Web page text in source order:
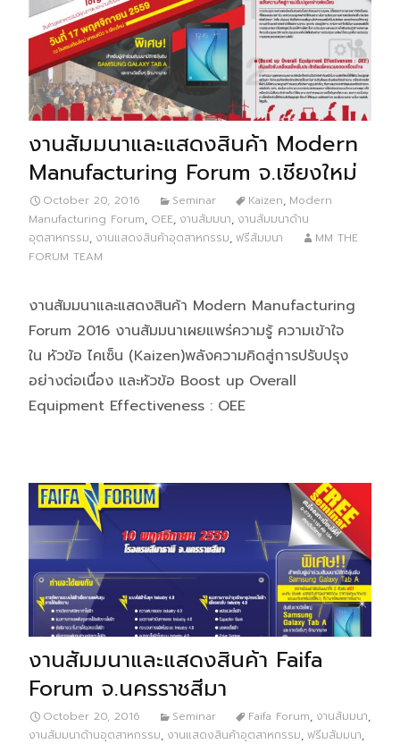
งานสัมมนาและแสดงสินค้า Modern
Manufacturing Forum จ.เชียงใหม่
October 20, 2016 Seminar Kaizen, Modern
Manufacturing Forum, OEE, งานสัมมนา, งานสัมมนาด้าน
อุตสาหกรรม, งานแสดงสินค้าอุตสาหกรรม, ฟรีสัมมนา
MM THE
FORUM TEAM
งานสัมมนาและแสดงสินค้า Modern Manufacturing
Forum 2016 งานสัมมนาเผยแพร่ความรู้ ความเข้าใจ
ใน หัวข้อ ไคเซ็น (Kaizen)พลังความคิดสู่การปรับปรุง
อย่างต่อเนื่อง และหัวข้อ Boost up Overall
Equipment Effectiveness : OEE
งานสัมมนาและแสดงสินค้า Faifa
Forum จ.นครราชสีมา
October 20, 2016 Seminar Faifa Forum, งานสัมมนา,
งานสัมมนาด้านอุตสาหกรรม, งานแสดงสินค้าอุตสาหกรรม, ฟรีมสัมมนา,